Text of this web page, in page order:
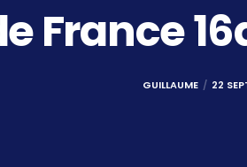
France
GUILLAUME 22